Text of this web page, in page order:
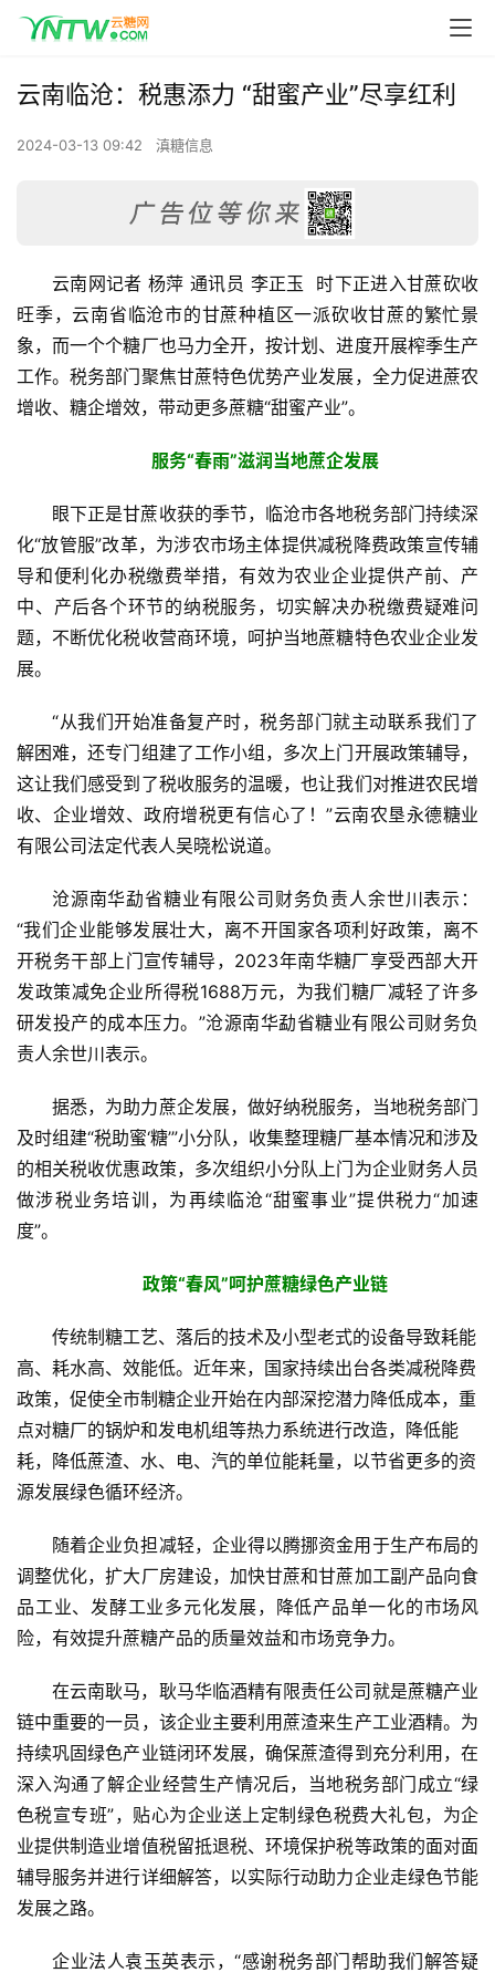
首
页
云
糖
云南临沧：税惠添力 “甜蜜产业”尽享红利
2024-03-13 09:42 滇糖信息
云南网记者 杨萍 通讯员 李正玉  时下正进入甘蔗砍收
旺季，云南省临沧市的甘蔗种植区一派砍收甘蔗的繁忙景
象，而一个个糖厂也马力全开，按计划、进度开展榨季生产
工作。税务部门聚焦甘蔗特色优势产业发展，全力促进蔗农
增收、糖企增效，带动更多蔗糖“甜蜜产业”。
服务“春雨”滋润当地蔗企发展
眼下正是甘蔗收获的季节，临沧市各地税务部门持续深
化“放管服”改革，为涉农市场主体提供减税降费政策宣传辅
导和便利化办税缴费举措，有效为农业企业提供产前、产
中、产后各个环节的纳税服务，切实解决办税缴费疑难问
题，不断优化税收营商环境，呵护当地蔗糖特色农业企业发
展。
“从我们开始准备复产时，税务部门就主动联系我们了
解困难，还专门组建了工作小组，多次上门开展政策辅导，
这让我们感受到了税收服务的温暖，也让我们对推进农民增
收、企业增效、政府增税更有信心了！”云南农垦永德糖业
有限公司法定代表人吴晓松说道。
沧源南华勐省糖业有限公司财务负责人余世川表示：
“我们企业能够发展壮大，离不开国家各项利好政策，离不
开税务干部上门宣传辅导，2023年南华糖厂享受西部大开
发政策减免企业所得税1688万元，为我们糖厂减轻了许多
研发投产的成本压力。”沧源南华勐省糖业有限公司财务负
责人余世川表示。
据悉，为助力蔗企发展，做好纳税服务，当地税务部门
及时组建“税助蜜‘糖’”小分队，收集整理糖厂基本情况和涉及
的相关税收优惠政策，多次组织小分队上门为企业财务人员
做涉税业务培训，为再续临沧“甜蜜事业”提供税力“加速
度”。
政策“春风”呵护蔗糖绿色产业链
传统制糖工艺、落后的技术及小型老式的设备导致耗能
高、耗水高、效能低。近年来，国家持续出台各类减税降费
政策，促使全市制糖企业开始在内部深挖潜力降低成本，重
点对糖厂的锅炉和发电机组等热力系统进行改造，降低能
耗，降低蔗渣、水、电、汽的单位能耗量，以节省更多的资
源发展绿色循环经济。
随着企业负担减轻，企业得以腾挪资金用于生产布局的
调整优化，扩大厂房建设，加快甘蔗和甘蔗加工副产品向食
品工业、发酵工业多元化发展，降低产品单一化的市场风
险，有效提升蔗糖产品的质量效益和市场竞争力。
在云南耿马，耿马华临酒精有限责任公司就是蔗糖产业
链中重要的一员，该企业主要利用蔗渣来生产工业酒精。为
持续巩固绿色产业链闭环发展，确保蔗渣得到充分利用，在
深入沟通了解企业经营生产情况后，当地税务部门成立“绿
色税宣专班”，贴心为企业送上定制绿色税费大礼包，为企
业提供制造业增值税留抵退税、环境保护税等政策的面对面
辅导服务并进行详细解答，以实际行动助力企业走绿色节能
发展之路。
企业法人袁玉英表示，“感谢税务部门帮助我们解答疑